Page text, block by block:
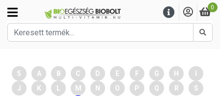
0
5 A B C D E F G H
J
K M N O P Q R
S